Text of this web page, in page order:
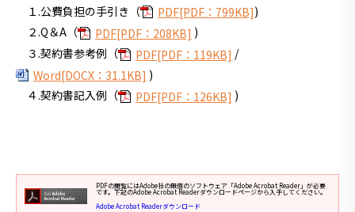
１.公費負担の手引き（ PDF[PDF：799KB])
２.Q＆A（
PDF[PDF：208KB] )
３.契約書参考例（
PDF[PDF：119KB] /
Word[DOCX：31.1KB] )
４.契約書記入例（
PDF[PDF：126KB] )
PDFの閲覧にはAdobe社の無償のソフトウェア「Adobe Acrobat Reader」が必要
です。下記のAdobe Acrobat Readerダウンロードページから入手してください。
Adobe Acrobat Readerダウンロード